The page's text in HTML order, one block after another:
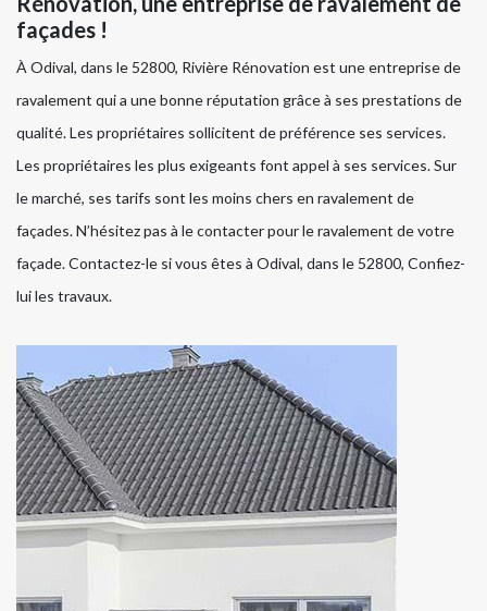
façades !
À Odival, dans le 52800, Rivière Rénovation est une entreprise de
ravalement qui a une bonne réputation grâce à ses prestations de
qualité. Les propriétaires sollicitent de préférence ses services.
Les propriétaires les plus exigeants font appel à ses services. Sur
le marché, ses tarifs sont les moins chers en ravalement de
façades. N’hésitez pas à le contacter pour le ravalement de votre
façade. Contactez-le si vous êtes à Odival, dans le 52800, Confiez-
lui les travaux.